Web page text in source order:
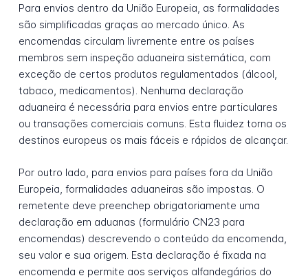
Para envios dentro da União Europeia, as formalidades
são simplificadas graças ao mercado único. As
encomendas circulam livremente entre os países
membros sem inspeção aduaneira sistemática, com
exceção de certos produtos regulamentados (álcool,
tabaco, medicamentos). Nenhuma declaração
aduaneira é necessária para envios entre particulares
ou transações comerciais comuns. Esta fluidez torna os
destinos europeus os mais fáceis e rápidos de alcançar.
Por outro lado, para envios para países fora da União
Europeia, formalidades aduaneiras são impostas. O
remetente deve preenchер obrigatoriamente uma
declaração em aduanas (formulário CN23 para
encomendas) descrevendo o conteúdo da encomenda,
seu valor e sua origem. Esta declaração é fixada na
encomenda e permite aos serviços alfandegários do